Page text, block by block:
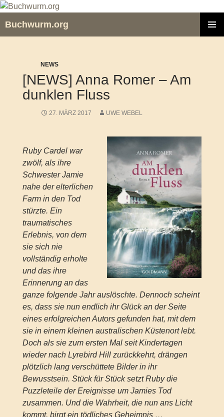
Zum
springen
Buchwurm.org
NEWS
[NEWS] Anna Romer – Am
dunklen Fluss
27. MÄRZ 2017 UWE WEBEL
Ruby Cardel war
zwölf, als ihre
Schwester Jamie
nahe der elterlichen
Farm in den Tod
stürzte. Ein
traumatisches
Erlebnis, von dem
sie sich nie
vollständig erholte
und das ihre
Erinnerung an das
ganze folgende Jahr auslöschte. Dennoch scheint
es, dass sie nun endlich ihr Glück an der Seite
eines erfolgreichen Autors gefunden hat, mit dem
sie in einem kleinen australischen Küstenort lebt.
Doch als sie zum ersten Mal seit Kindertagen
wieder nach Lyrebird Hill zurückkehrt, drängen
plötzlich lang verschüttete Bilder in ihr
Bewusstsein. Stück für Stück setzt Ruby die
Puzzleteile der Ereignisse um Jamies Tod
zusammen. Und die Wahrheit, die nun ans Licht
kommt, birgt ein tödliches Geheimnis …